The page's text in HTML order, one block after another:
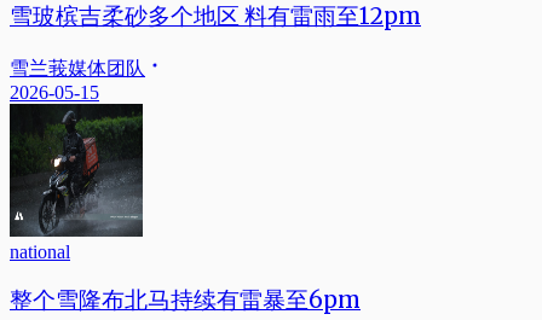
雪玻槟吉柔砂多个地区 料有雷雨至12pm
雪兰莪媒体团队
2026-05-15
national
整个雪隆布北马持续有雷暴至6pm